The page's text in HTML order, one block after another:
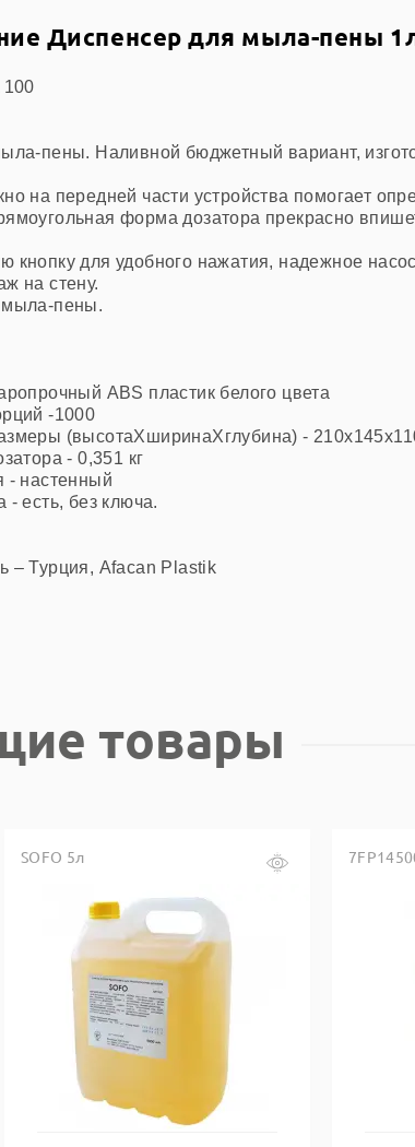
Диспенсер для мыла-пены
100
пены. Наливной бюджетный вариант,
на передней части устройства помогает
форма дозатора прекрасно
кнопку для удобного нажатия, надежное
на стену.
мыла-пены.
ABS пластик белого цвета
-1000
(высотаХширинаХглубина) -
- 0,351 кг
- настенный
- есть, без ключа.
– Турция, Afacan Plastik
товары
SOFO 5л
Купить в один клик